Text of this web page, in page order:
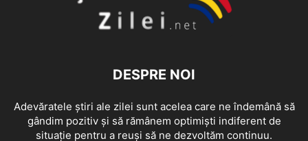
DESPRE NOI
Adevăratele știri ale zilei sunt acelea care ne îndemână să
gândim pozitiv și să rămânem optimiști indiferent de
situație pentru a reuși să ne dezvoltăm continuu.